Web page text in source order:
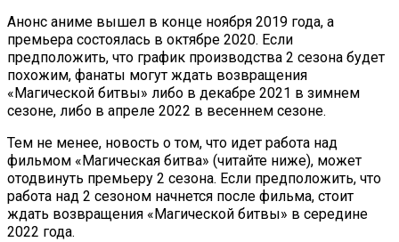
Анонс аниме вышел в конце ноября 2019 года, а
премьера состоялась в октябре 2020. Если
предположить, что график производства 2 сезона будет
похожим, фанаты могут ждать возвращения
«Магической битвы» либо в декабре 2021 в зимнем
сезоне, либо в апреле 2022 в весеннем сезоне.
Тем не менее, новость о том, что идет работа над
фильмом «Магическая битва» (читайте ниже), может
отодвинуть премьеру 2 сезона. Если предположить, что
работа над 2 сезоном начнется после фильма, стоит
ждать возвращения «Магической битвы» в середине
2022 года.